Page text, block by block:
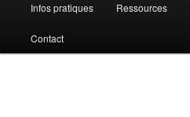
Infos pratiques Ressources
Contact